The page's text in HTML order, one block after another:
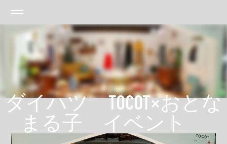
ダイハツ TOCOT×おとな
まる子 イベント